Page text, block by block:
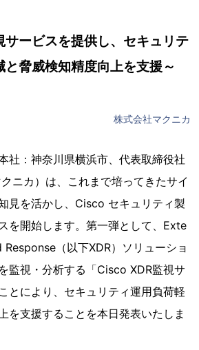
サービスを提供し、セキュリテ
と脅威検知精度向上を支援～
株式会社マクニカ
社：神奈川県横浜市、代表取締役社
ニカ）は、これまで培ってきたサイ
見を活かし、Cisco セキュリティ製
を開始します。第一弾として、Exte
（以下XDR）ソリューショ
監視・分析する「Cisco XDR監視サ
とにより、セキュリティ運用負荷軽
を支援することを本日発表いたしま